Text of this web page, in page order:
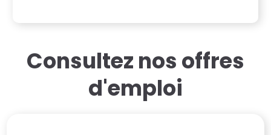
Consultez nos offres
d'emploi